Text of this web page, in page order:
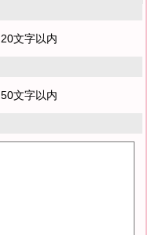
20文字以内
50文字以内